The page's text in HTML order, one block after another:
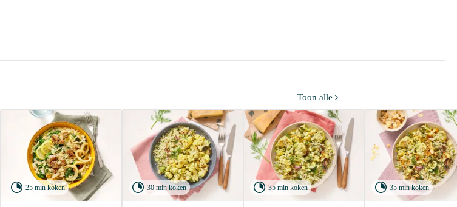
Toon alle 
 25 min koken  30 min koken 35 min koken  35 min koken